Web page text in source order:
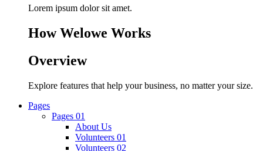
Lorem ipsum dolor sit amet.
How Welowe Works
Overview
Explore features that help your business, no matter your size.
Pages
Pages 01
About Us
Volunteers 01
Volunteers 02